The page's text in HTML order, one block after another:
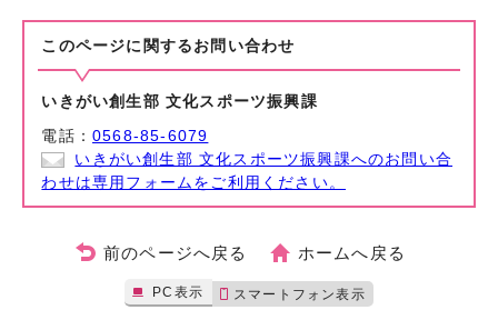
このページに関する お問い合わせ
いきがい創生部 文化スポーツ振興課
電話：0568-85-6079
いきがい創生部 文化スポーツ振興課へのお問い合
わせは専用フォームをご利用ください。
前のページへ戻る ホームへ戻る
PC表示 スマートフォン表示